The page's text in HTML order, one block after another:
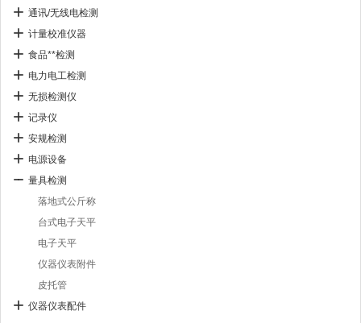
通讯/无线电检测
计量校准仪器
食品**检测
电力电工检测
无损检测仪
记录仪
安规检测
电源设备
量具检测
落地式公斤称
台式电子天平
电子天平
仪器仪表附件
皮托管
仪器仪表配件